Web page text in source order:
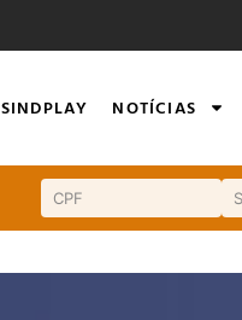
SINDPLAY NOTÍCIAS